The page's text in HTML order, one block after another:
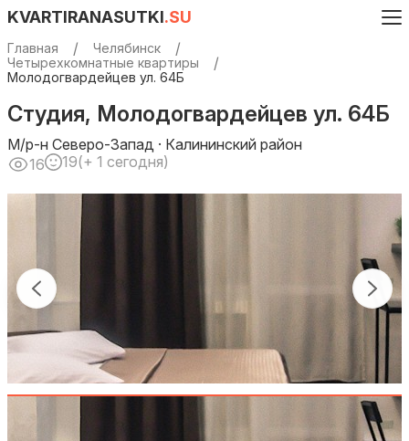
KVARTIRANASUTKI.SU
Главная
Челябинск
Четырехкомнатные квартиры
Молодогвардейцев ул. 64Б
Студия, Молодогвардейцев ул. 64Б
М/р-н Северо-Запад · Калининский район
16
19(+ 1 сегодня)